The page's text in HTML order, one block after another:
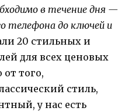
в течение дня —
телефона до ключей и
20 стильных и
для всех ценовых
того,
стиль,
у нас есть